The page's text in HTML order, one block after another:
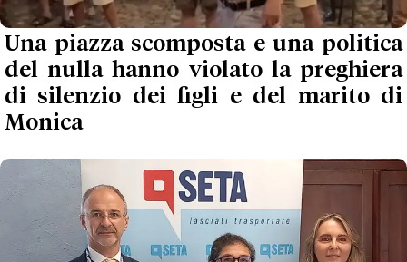
Una piazza scomposta e una politica
del nulla hanno violato la preghiera
di silenzio dei figli e del marito di
Monica